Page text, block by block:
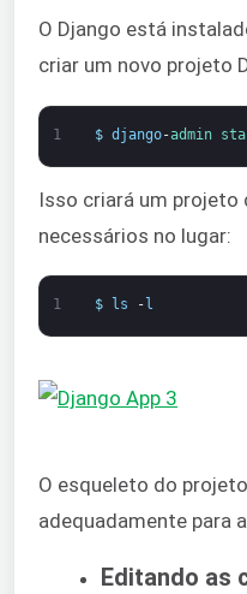
O Django está
criar um novo projeto
1 $ django-admin
Isso criará um
necessários no lugar:
1 $ ls - l
O esqueleto do
adequadamente para
Editando as